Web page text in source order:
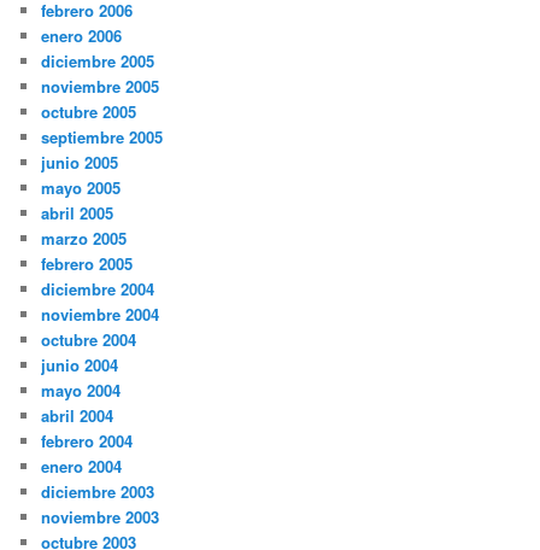
febrero 2006
enero 2006
diciembre 2005
noviembre 2005
octubre 2005
septiembre 2005
junio 2005
mayo 2005
abril 2005
marzo 2005
febrero 2005
diciembre 2004
noviembre 2004
octubre 2004
junio 2004
mayo 2004
abril 2004
febrero 2004
enero 2004
diciembre 2003
noviembre 2003
octubre 2003